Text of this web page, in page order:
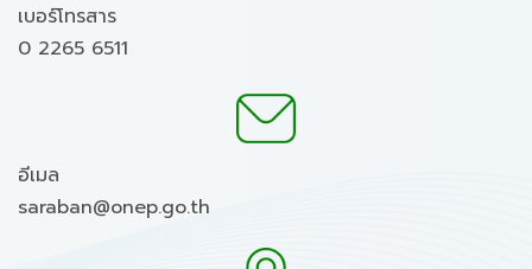
เบอร์โทรสาร
0 2265 6511
อีเมล
saraban@onep.go.th